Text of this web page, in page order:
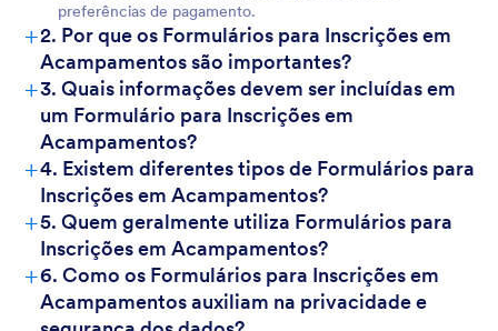
preferências de pagamento.
+2. Por que os Formulários para Inscrições em
Acampamentos são importantes?
+3. Quais informações devem ser incluídas em
um Formulário para Inscrições em
Acampamentos?
+4. Existem diferentes tipos de Formulários para
Inscrições em Acampamentos?
+5. Quem geralmente utiliza Formulários para
Inscrições em Acampamentos?
+6. Como os Formulários para Inscrições em
Acampamentos auxiliam na privacidade e